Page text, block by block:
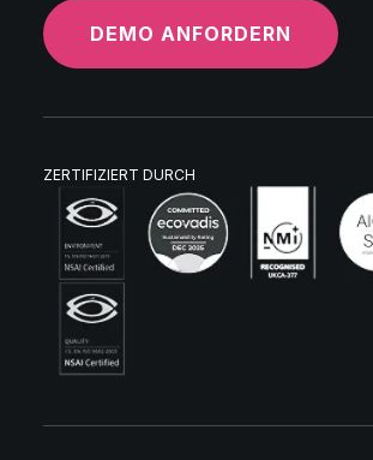
DEMO ANFORDERN
ZERTIFIZIERT DURCH